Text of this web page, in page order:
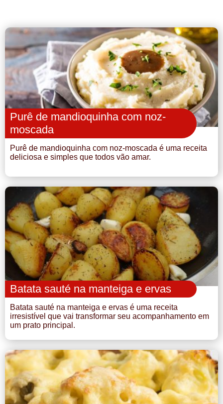
Purê de mandioquinha com noz-
moscada
Purê de mandioquinha com noz-moscada é uma receita
deliciosa e simples que todos vão amar.
Batata sauté na manteiga e ervas
Batata sauté na manteiga e ervas é uma receita
irresistível que vai transformar seu acompanhamento em
um prato principal.